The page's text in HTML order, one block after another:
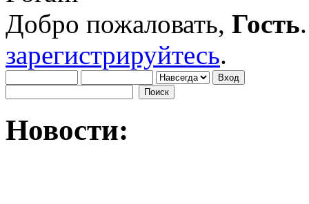
Добро пожаловать, Гость
зарегистрируйтесь.
Новости: